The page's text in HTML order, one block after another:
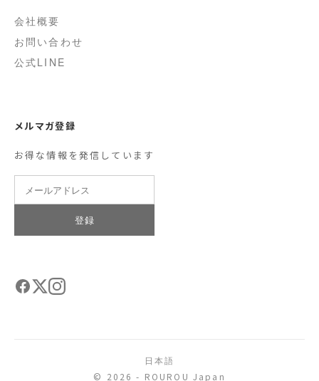
会社概要
お問い合わせ
公式LINE
メルマガ登録
お得な情報を発信しています
登録
日本語
© 2026 - ROUROU Japan